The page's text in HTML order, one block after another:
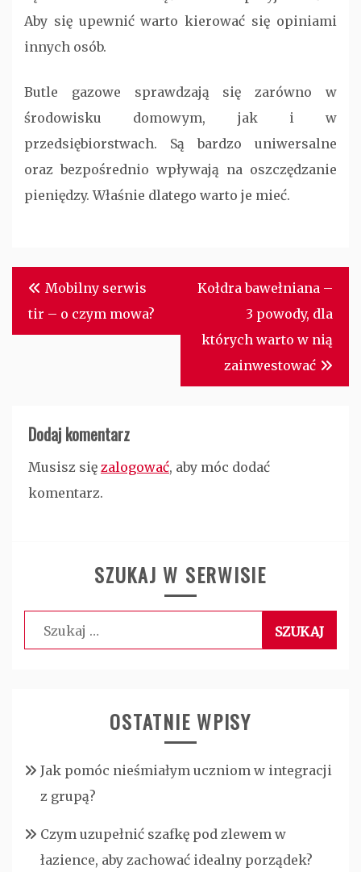
Aby się upewnić warto kierować się opiniami
innych osób.
Butle gazowe sprawdzają się zarówno w
środowisku domowym, jak i w
przedsiębiorstwach. Są bardzo uniwersalne
oraz bezpośrednio wpływają na oszczędzanie
pieniędzy. Właśnie dlatego warto je mieć.
Nawigacja
wpisu
Mobilny serwis
tir – o czym mowa?
Kołdra bawełniana –
3 powody, dla
których warto w nią
zainwestować
Dodaj komentarz
Musisz się zalogować, aby móc dodać
komentarz.
SZUKAJ W SERWISIE
Szukaj:
OSTATNIE WPISY
Jak pomóc nieśmiałym uczniom w integracji
z grupą?
Czym uzupełnić szafkę pod zlewem w
łazience, aby zachować idealny porządek?